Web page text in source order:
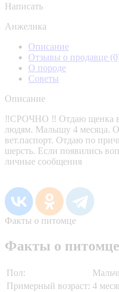
Написать
Анжелика
Описание
Отзывы о продавце
О породе
Советы
Описание
‼️СРОЧНО ‼️ Отдаю щенка в
людям. Малышу 4 месяца.
вет.паспорт. Отдаю по
шерсть. Если появились
личные сообщения
Факты о питомце
Факты о питомце
Пол:
Примерный возраст: 4